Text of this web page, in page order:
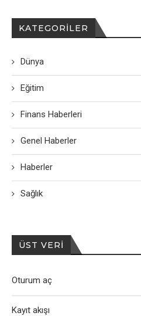
KATEGORILER
Dünya
Eğitim
Finans Haberleri
Genel Haberler
Haberler
Sağlık
ÜST VERI
Oturum aç
Kayıt akışı